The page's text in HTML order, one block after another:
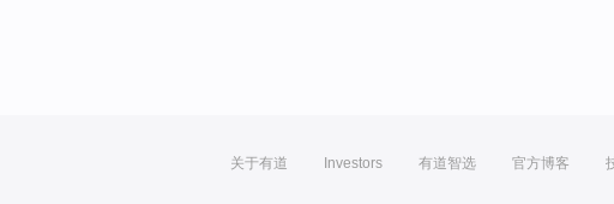
关于有道 Investors 有道智选 官方博客